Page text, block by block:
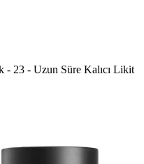
23 - Uzun Süre Kalıcı Likit